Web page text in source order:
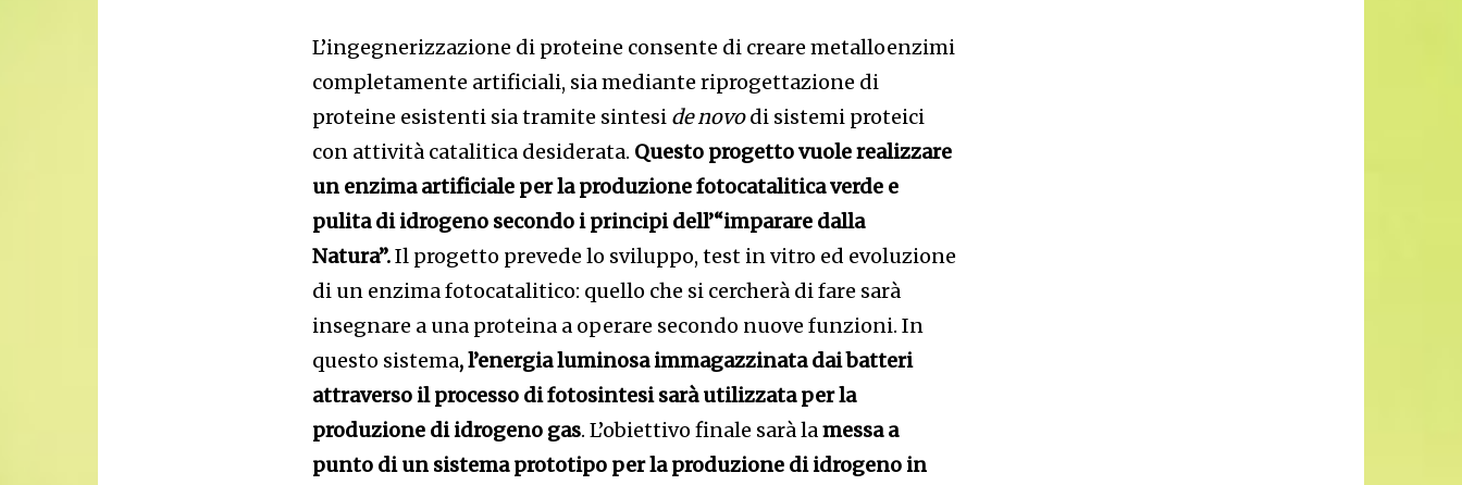
L’ingegnerizzazione di proteine consente di creare metalloenzimi
completamente artificiali, sia mediante riprogettazione di
proteine esistenti sia tramite sintesi de novodi sistemi proteici
con attività catalitica desiderata. Questo progetto vuole realizzare
un enzima artificiale per la produzione fotocatalitica verde e
pulita di idrogeno secondo i principi dell’“imparare dalla
Natura”.Il progetto prevede lo sviluppo, test in vitro ed evoluzione
di un enzima fotocatalitico: quello che si cercherà di fare sarà
insegnare a una proteina a operare secondo nuove funzioni. In
questo sistema, l’energia luminosa immagazzinata dai batteri
attraverso il processo di fotosintesi sarà utilizzata per la
produzione di idrogeno gas. L’obiettivo finale sarà lamessa a
punto di un sistema prototipo per la produzione di idrogeno in